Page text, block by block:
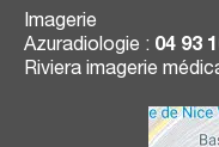
Imagerie
Azuradiologie : 04 93
Riviera imagerie